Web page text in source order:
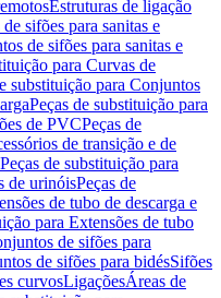
Estruturas de ligação
sifões para sanitas e
de sifões para sanitas e
para Curvas de
substituição para Conjuntos
Peças de substituição para
de PVCPeças de
de transição e de
Peças de substituição para
de urinóisPeças de
de tubo de descarga e
para Extensões de tubo
de sifões para
de sifões para bidésSifões
curvosLigaçõesÁreas de